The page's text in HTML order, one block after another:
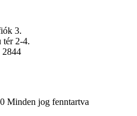
3.
tér 2-4.
2844
Minden jog fenntartva